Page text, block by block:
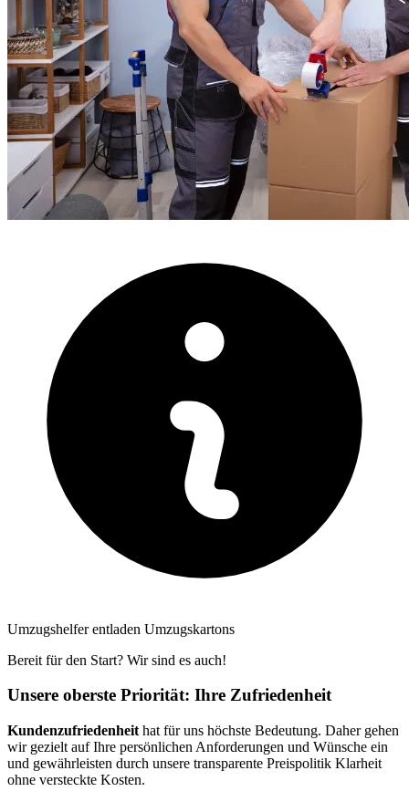
Umzugshelfer entladen Umzugskartons
Bereit für den Start? Wir sind es auch!
Unsere oberste Priorität: Ihre Zufriedenheit
Kundenzufriedenheit hat für uns höchste Bedeutung. Daher gehen
wir gezielt auf Ihre persönlichen Anforderungen und Wünsche ein
und gewährleisten durch unsere transparente Preispolitik Klarheit
ohne versteckte Kosten.